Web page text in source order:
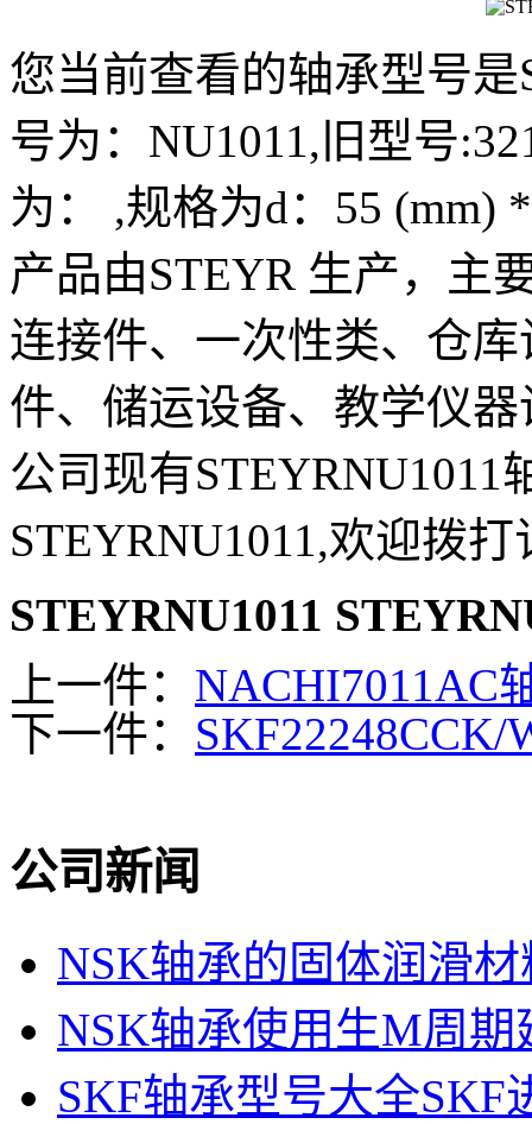
您当前查看的轴承型号
号为：NU1011,旧型号
为： ,规格为d：55 (mm)
产品由STEYR 生产，主
连接件、一次性类、仓
件、储运设备、教学仪
公司现有
STEYRNU1011,欢迎拨
STEYRNU1011
上一件： NACHI7011AC
下一件： SKF22248CCK/
公司新闻
NSK轴承的固体润滑
NSK轴承使用生M周期
SKF轴承型号大全SKF